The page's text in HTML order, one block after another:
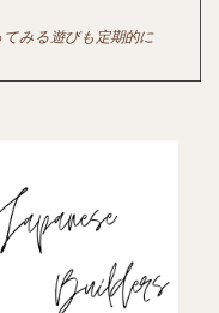
みる遊びも定期的に